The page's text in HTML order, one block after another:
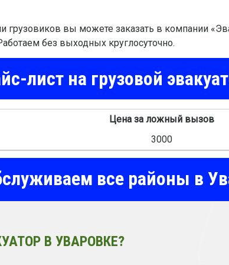
грузовиков вы можете заказать в компании
без выходных круглосуточно.
лист на грузовой
Цена за ложный вызов
3000
все районы в
В УВАРОВКЕ?